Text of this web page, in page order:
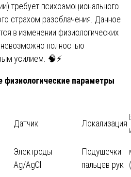
требует психоэмоционального
страхом разоблачения. Данное
в изменении физиологических
полностью
усилием. 🧠⚡
физиологические параметры
Датчик Локализация
Электроды
Ag/AgCl
Подушечки
пальцев рук